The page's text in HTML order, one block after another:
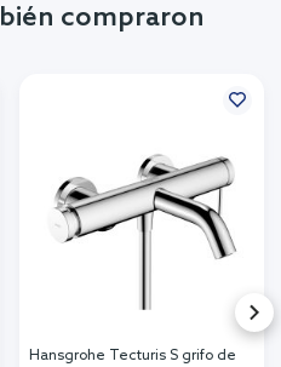
compraron
Hansgrohe Tecturis S grifo de